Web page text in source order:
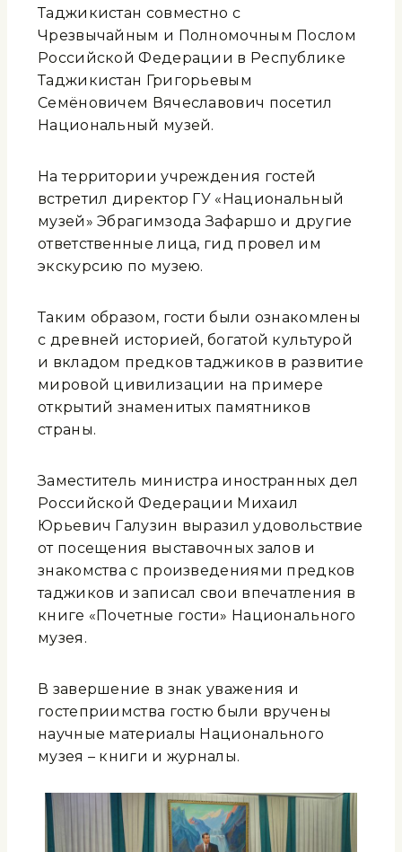
Таджикистан совместно с
Чрезвычайным и Полномочным Послом
Российской Федерации в Республике
Таджикистан Григорьевым
Семёновичем Вячеславович посетил
Национальный музей.
На территории учреждения гостей
встретил директор ГУ «Национальный
музей» Эбрагимзода Зафаршо и другие
ответственные лица, гид провел им
экскурсию по музею.
Таким образом, гости были ознакомлены
с древней историей, богатой культурой
и вкладом предков таджиков в развитие
мировой цивилизации на примере
открытий знаменитых памятников
страны.
Заместитель министра иностранных дел
Российской Федерации Михаил
Юрьевич Галузин выразил удовольствие
от посещения выставочных залов и
знакомства с произведениями предков
таджиков и записал свои впечатления в
книге «Почетные гости» Национального
музея.
В завершение в знак уважения и
гостеприимства гостю были вручены
научные материалы Национального
музея – книги и журналы.